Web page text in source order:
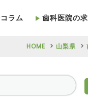
ラム 歯科医院の
HOME 山梨県